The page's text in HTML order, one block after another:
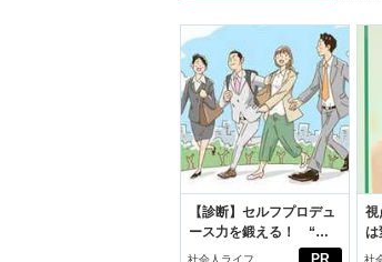
PR
【診断】セルフプロデュ
ース力を鍛える！ “ジ
ブン観”診断
社会人ライフ
視
は
社